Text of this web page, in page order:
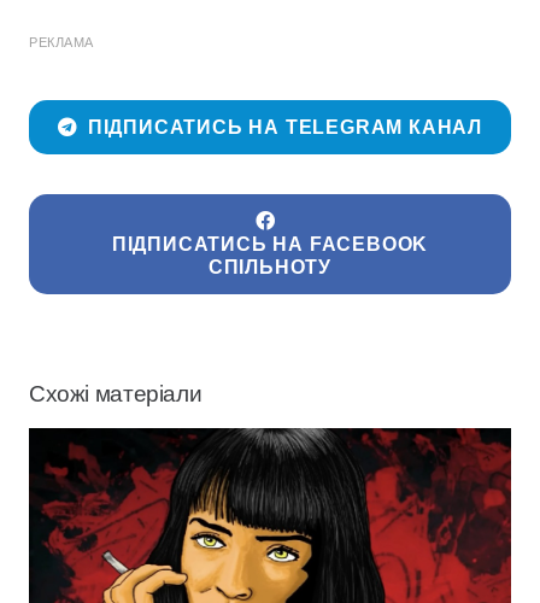
РЕКЛАМА
ПІДПИСАТИСЬ НА TELEGRAM КАНАЛ
ПІДПИСАТИСЬ НА FACEBOOK
СПІЛЬНОТУ
Схожі матеріали